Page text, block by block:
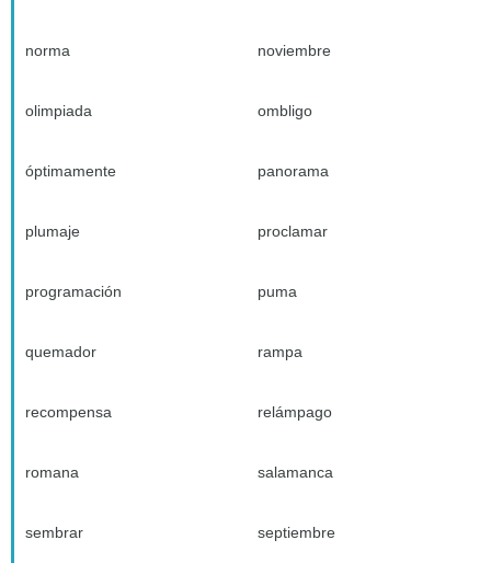
norma noviembre
olimpiada ombligo
óptimamente panorama
plumaje proclamar
programación puma
quemador rampa
recompensa relámpago
romana salamanca
sembrar septiembre